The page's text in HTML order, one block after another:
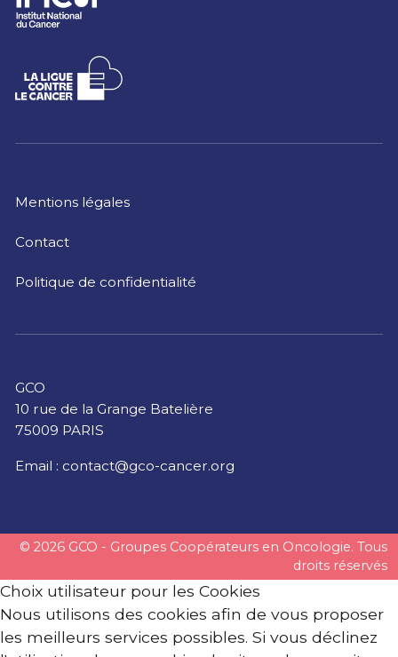
Mentions légales
Contact
Politique de confidentialité
GCO
10 rue de la Grange Batelière
75009 PARIS
Email : contact@gco-cancer.org
© 2026 GCO - Groupes Coopérateurs en Oncologie. Tous
droits réservés
Choix utilisateur pour les Cookies
Nous utilisons des cookies afin de vous proposer
les meilleurs services possibles. Si vous déclinez